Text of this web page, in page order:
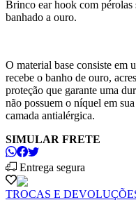
Brinco ear hook com pérolas
banhado a ouro.
O material base consiste em
recebe o banho de ouro,
proteção que garante uma
não possuem o níquel em
camada antialérgica.
SIMULAR FRETE
Entrega segura
TROCAS E